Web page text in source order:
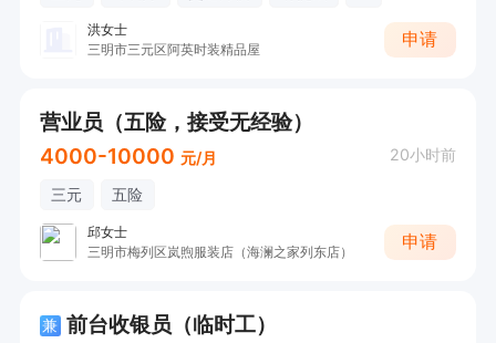
洪女士
三明市三元区阿英时装精品屋
申请
营业员（五险，接受无经验）
4000-10000 元/月 20小时前
三元 五险
邱女士
三明市梅列区岚煦服装店（海澜之家列东店）
申请
兼 前台收银员（临时工）